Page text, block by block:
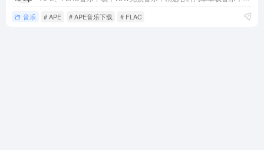
音乐 # APE # APE音乐下载 # FLAC